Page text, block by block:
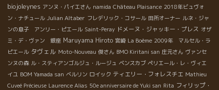
biojoleynes アンヌ・パイエさん namida Château Plaisance 2018年ビュヴォ
ン・ナチュール Julian Altaber フレデリック・コサール 田所オーナー ルネ・ジャ
ンの息子 アンリー・ピエール Saint-Peray ドメーヌ・ジャッキー・プレス オザ
ミ・デ・ヴァン 銀座 Maruyama Hiroto 宮崎 La Boème 2009年 マルセル・ラ
ピエール タヴェル Moto-Nouveau 俊さん BMO Kiritani san 庄元さん ヴァンセ
ンヌの森 ル・スティアンゴルジュ・ルージュ ベンスカブ ペリエール・レ・ヴィエ
イユ BOM Yamada san ベルリン ロイック ティエリー・フォレスチエ Mathieu
Cuveé Précieuse Laurence Alias 50e anniversaire de Yuki san Rita フィリップ・